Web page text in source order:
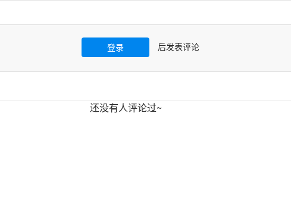
登录 后发表评论
还没有人评论过~